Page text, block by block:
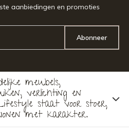
aanbiedingen en promoties
Abonneer
meubels,
verlichting en
staat voor stoer,
met karakter.